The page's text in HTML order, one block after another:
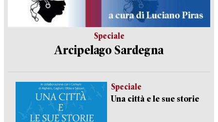
Speciale
Arcipelago Sardegna
Speciale
Una città e le sue storie